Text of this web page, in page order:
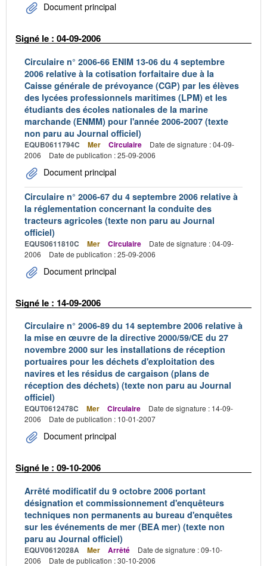
Document principal
Signé le : 04-09-2006
Circulaire n° 2006-66 ENIM 13-06 du 4 septembre
2006 relative à la cotisation forfaitaire due à la
Caisse générale de prévoyance (CGP) par les élèves
des lycées professionnels maritimes (LPM) et les
étudiants des écoles nationales de la marine
marchande (ENMM) pour l'année 2006-2007 (texte
non paru au Journal officiel)
EQUB0611794C Mer Circulaire
Date de signature : 04-09-
2006
Date de publication : 25-09-2006
Document principal
Circulaire n° 2006-67 du 4 septembre 2006 relative à
la réglementation concernant la conduite des
tracteurs agricoles (texte non paru au Journal
officiel)
EQUS0611810C Mer Circulaire
Date de signature : 04-09-
2006
Date de publication : 25-09-2006
Document principal
Signé le : 14-09-2006
Circulaire n° 2006-89 du 14 septembre 2006 relative à
la mise en œuvre de la directive 2000/59/CE du 27
novembre 2000 sur les installations de réception
portuaires pour les déchets d'exploitation des
navires et les résidus de cargaison (plans de
réception des déchets) (texte non paru au Journal
officiel)
EQUT0612478C Mer Circulaire
Date de signature : 14-09-
2006
Date de publication : 10-01-2007
Document principal
Signé le : 09-10-2006
Arrêté modificatif du 9 octobre 2006 portant
désignation et commissionnement d'enquêteurs
techniques non permanents au bureau d'enquêtes
sur les événements de mer (BEA mer) (texte non
paru au Journal officiel)
EQUV0612028A Mer Arrêté
Date de signature : 09-10-
2006
Date de publication : 30-10-2006